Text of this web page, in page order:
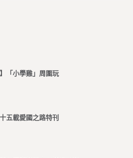
】「小學雞」周圍玩
五載愛國之路特刊